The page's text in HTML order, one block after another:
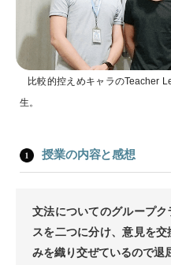
比較的控えめキャラのTeacher
生。
授業の内容と感想
文法についてのグループ
スを二つに分け、意見を
みを織り交ぜているので退